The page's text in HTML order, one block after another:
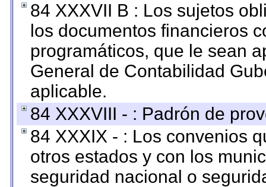
84 XXXVII B : Los sujetos
los documentos financieros
programáticos, que le sean
General de Contabilidad
aplicable.
84 XXXVIII - : Padrón de
84 XXXIX - : Los convenios
otros estados y con los
seguridad nacional o